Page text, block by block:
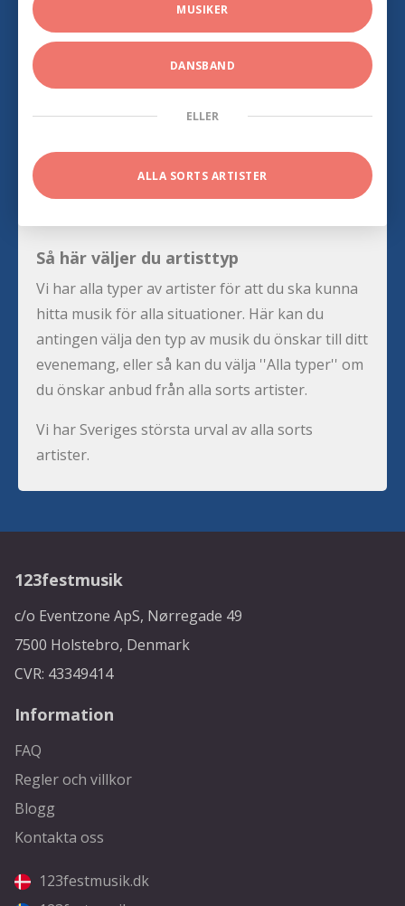
MUSIKER
DANSBAND
ELLER
ALLA SORTS ARTISTER
Så här väljer du artisttyp
Vi har alla typer av artister för att du ska kunna
hitta musik för alla situationer. Här kan du
antingen välja den typ av musik du önskar till ditt
evenemang, eller så kan du välja ''Alla typer'' om
du önskar anbud från alla sorts artister.
Vi har Sveriges största urval av alla sorts
artister.
123festmusik
c/o Eventzone ApS, Nørregade 49
7500 Holstebro, Denmark
CVR: 43349414
Information
FAQ
Regler och villkor
Blogg
Kontakta oss
123festmusik.dk